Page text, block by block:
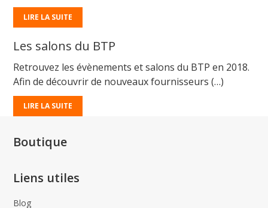
LIRE LA SUITE
Les salons du BTP
Retrouvez les évènements et salons du BTP en 2018.
Afin de découvrir de nouveaux fournisseurs (…)
LIRE LA SUITE
Boutique
Liens utiles
Blog